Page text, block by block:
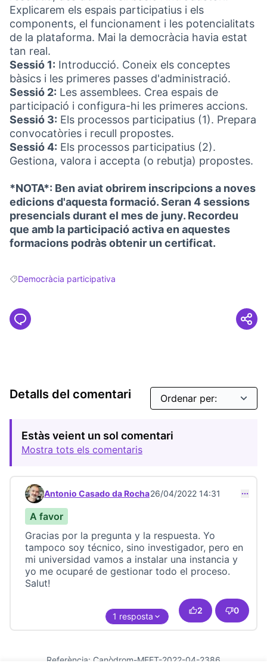
Explicarem els espais participatius i els
components, el funcionament i les potencialitats
de la plataforma. Mai la democràcia havia estat
tan real.
Sessió 1: Introducció. Coneix els conceptes
bàsics i les primeres passes d'administració.
Sessió 2: Les assemblees. Crea espais de
participació i configura-hi les primeres accions.
Sessió 3: Els processos participatius (1). Prepara
convocatòries i recull propostes.
Sessió 4: Els processos participatius (2).
Gestiona, valora i accepta (o rebutja) propostes.
*NOTA*: Ben aviat obrirem inscripcions a noves
edicions d'aquesta formació. Seran 4 sessions
presencials durant el mes de juny. Recordeu
que amb la participació activa en aquestes
formacions podràs obtenir un certificat.
Resultats en filtrar per: Democràcia participativa
Democràcia participativa
Detalls del comentari
Estàs veient un sol comentari
Mostra tots els comentaris
Comentari 22918
Antonio Casado da Rocha26/04/2022 14:31
A favor
Gracias por la pregunta y la respuesta. Yo
tampoco soy técnico, sino investigador, pero en
mi universidad vamos a instalar una instancia y
yo me ocuparé de gestionar todo el proceso.
Salut!
2 0
1 resposta
Referència: Canòdrom-MEET-2022-04-2386